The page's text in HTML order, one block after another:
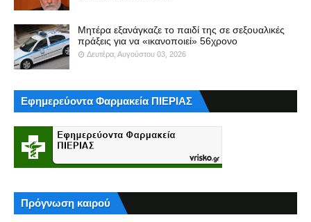
Μητέρα εξανάγκαζε το παιδί της σε σεξουαλικές
πράξεις για να «ικανοποιεί» 56χρονο
Δευτέρα, Αυγούστου 03, 2026
Εφημερεύοντα Φαρμακεία ΠΙΕΡΙΑΣ
Πρόγνωση καιρού